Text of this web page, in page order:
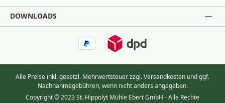
DOWNLOADS
Alle Preise inkl. gesetzl. Mehrwertsteuer zzgl.Versandkosten und ggf.
Nachnahmegebühren, wenn nicht anders angegeben.
Copyright © 2023 St. Hippolyt Mühle Ebert GmbH - Alle Rechte